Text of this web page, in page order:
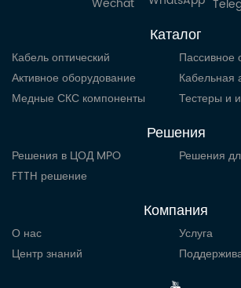
Wechat
Каталог
Кабель оптический
Пассивное
Активное оборудование
Кабельная
Медные СКС компоненты
Тестеры и
Решения
Решения в ЦОД MPO
Решения
FTTH решение
Компания
О нас
Услуга
Центр знаний